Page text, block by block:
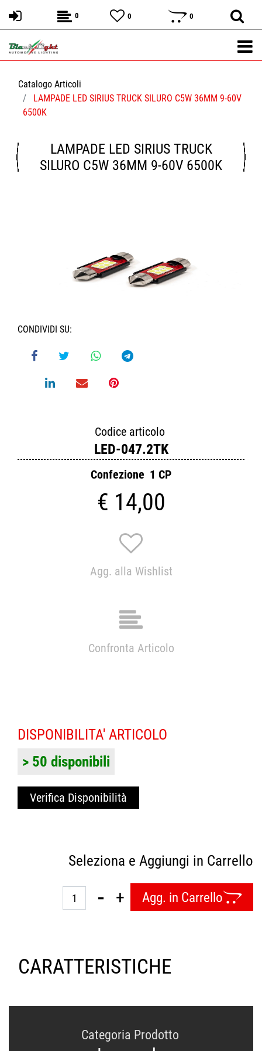
0 0 0
Catalogo Articoli
LAMPADE LED SIRIUS TRUCK SILURO C5W 36MM 9-60V
6500K
LAMPADE LED SIRIUS TRUCK
SILURO C5W 36MM 9-60V 6500K
CONDIVIDI SU:
Codice articolo
LED-047.2TK
Confezione 1 CP
€ 14,00
Agg. alla Wishlist
Confronta Articolo
DISPONIBILITA' ARTICOLO
Verifica Disponibilità
> 50 disponibili
Seleziona e Aggiungi in Carrello
Quantità
Agg. in Carrello
CARATTERISTICHE
Categoria Prodotto